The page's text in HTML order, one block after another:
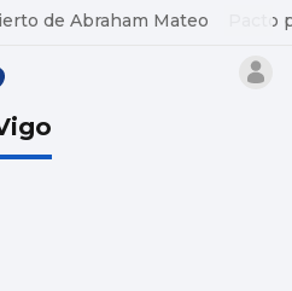
de Abraham Mateo Pacto